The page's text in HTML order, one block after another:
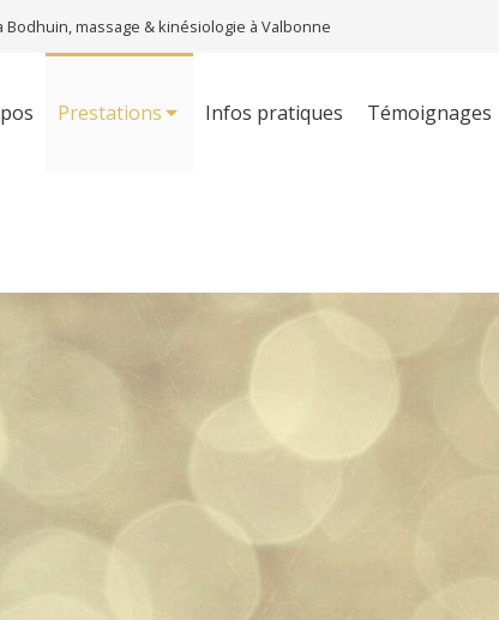
Bodhuin, massage & kinésiologie à Valbonne
Prestations Infos pratiques Témoignages